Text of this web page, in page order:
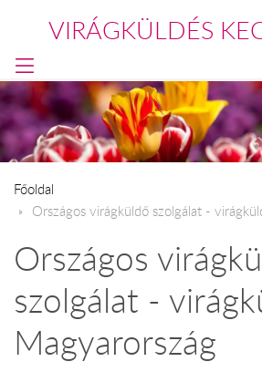
VIRÁGKÜLDÉS
Főoldal
Országos virágküldő szolgálat -
Országos
szolgálat -
Magyarország